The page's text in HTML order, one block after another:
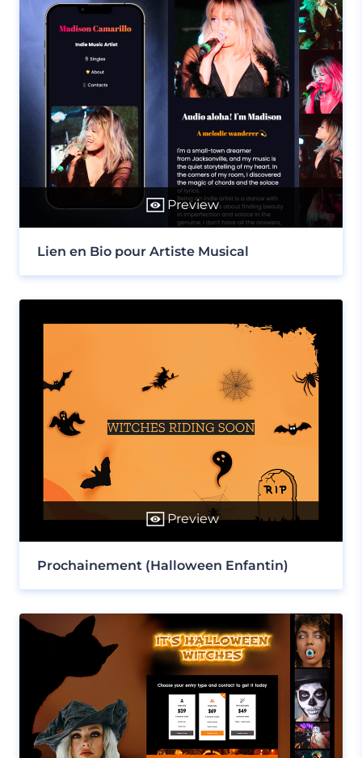
Preview
Lien en Bio pour Artiste Musical
Preview
Prochainement (Halloween Enfantin)